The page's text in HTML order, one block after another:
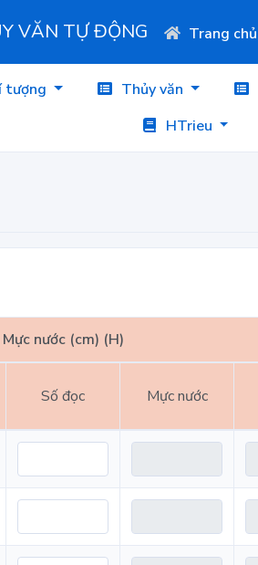
VĂN TỰ ĐỘNG Trang chủ
tượng Thủy văn
HTrieu
Mực nước (cm) (H)
Số đọc Mực nước